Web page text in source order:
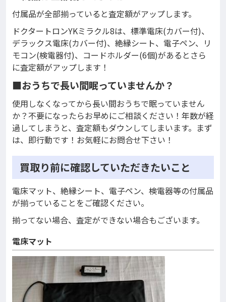
付属品が全部揃っていると査定額がアップします。
ドクタートロンYKミラクル8は、標準電床(カバー付)、
デラックス電床(カバー付)、絶縁シート、電子ペン、リ
モコン(検電器付)、コードホルダー(6個)があるとさら
に査定額がアップします！
■おうちで長い間眠っていませんか？
使用しなくなってから長い間おうちで眠っていません
か？不要になったらお早めにご相談ください！年数が経
過してしまうと、査定額もダウンしてしまいます。まず
は、即行動です！お気軽にお問合せ下さい！
買取り前に確認していただきたいこと
電床マット、絶縁シート、電子ペン、検電器等の付属品
が揃っていることをご確認ください。
揃ってない場合、査定ができない場合もございます。
電床マット